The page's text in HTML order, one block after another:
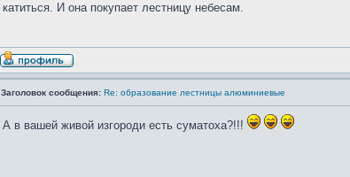
катиться. И она покупает лестницу небесам.
Заголовок сообщения: Re: образование лестницы алюминиевые
А в вашей живой изгороди есть суматоха?!!!